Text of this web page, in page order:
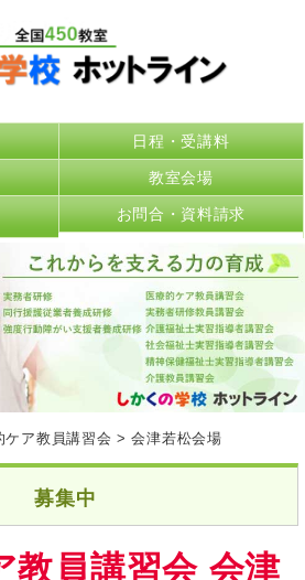
日程・受講料
教室会場
お問合・資料請求
ケア教員講習会 > 会津若松会場
募集中
教員講習会 会津